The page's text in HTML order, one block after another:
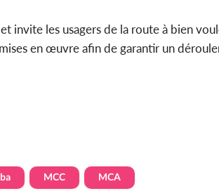
invite les usagers de la route à bien
en œuvre afin de garantir un
MCC MCA